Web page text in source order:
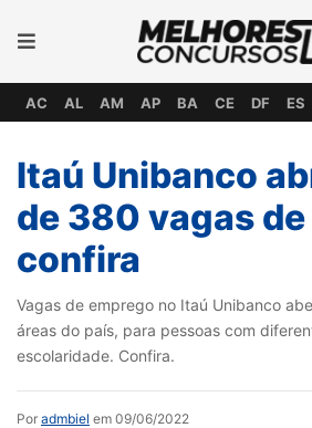
AC AL AM AP BA CE DF ES
Itaú Unibanco
de 380 vagas
confira
Vagas de emprego no Itaú Unibanco
áreas do país, para pessoas com
escolaridade. Confira.
Por admbiel em 09/06/2022